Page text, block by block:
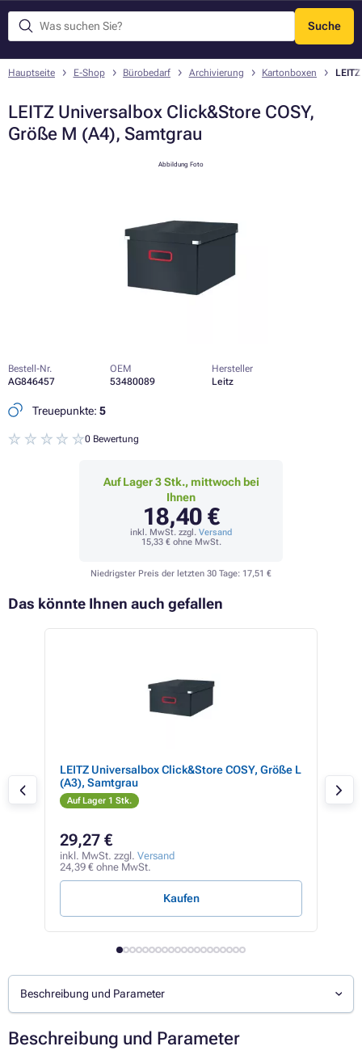
Suche
Menü
Hauptseite E-Shop Bürobedarf Archivierung Kartonboxen
LEITZ Universalbox Click&Store COSY,
Größe M (A4), Samtgrau
Abbildung Foto
Bestell-Nr.
AG846457
OEM
53480089
Hersteller
Leitz
Treuepunkte: 5
0 Bewertung
Auf Lager 3 Stk., mittwoch bei
Ihnen
18,40 €
inkl. MwSt. zzgl. Versand
15,33 €ohne MwSt.
Niedrigster Preis der letzten 30 Tage: 17,51 €
Das könnte Ihnen auch gefallen
LEITZ Universalbox Click&Store COSY, Größe L
(A3), Samtgrau
Auf Lager 1 Stk.
29,27 €
inkl. MwSt. zzgl. Versand
24,39 € ohne MwSt.
Kaufen
Beschreibung und Parameter
Beschreibung und Parameter